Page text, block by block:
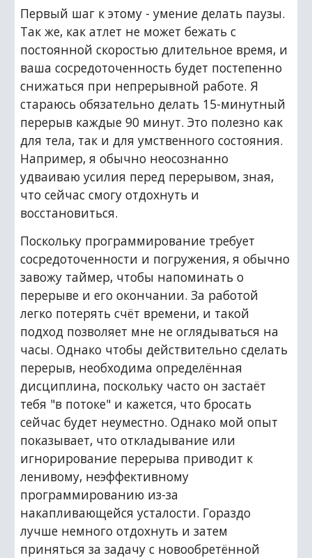
Первый шаг к этому - умение делать паузы.
Так же, как атлет не может бежать с
постоянной скоростью длительное время, и
ваша сосредоточенность будет постепенно
снижаться при непрерывной работе. Я
стараюсь обязательно делать 15-минутный
перерыв каждые 90 минут. Это полезно как
для тела, так и для умственного состояния.
Например, я обычно неосознанно
удваиваю усилия перед перерывом, зная,
что сейчас смогу отдохнуть и
восстановиться.
Поскольку программирование требует
сосредоточенности и погружения, я обычно
завожу таймер, чтобы напоминать о
перерыве и его окончании. За работой
легко потерять счёт времени, и такой
подход позволяет мне не оглядываться на
часы. Однако чтобы действительно сделать
перерыв, необходима определённая
дисциплина, поскольку часто он застаёт
тебя "в потоке" и кажется, что бросать
сейчас будет неуместно. Однако мой опыт
показывает, что откладывание или
игнорирование перерыва приводит к
ленивому, неэффективному
программированию из-за
накапливающейся усталости. Гораздо
лучше немного отдохнуть и затем
приняться за задачу с новообретённой